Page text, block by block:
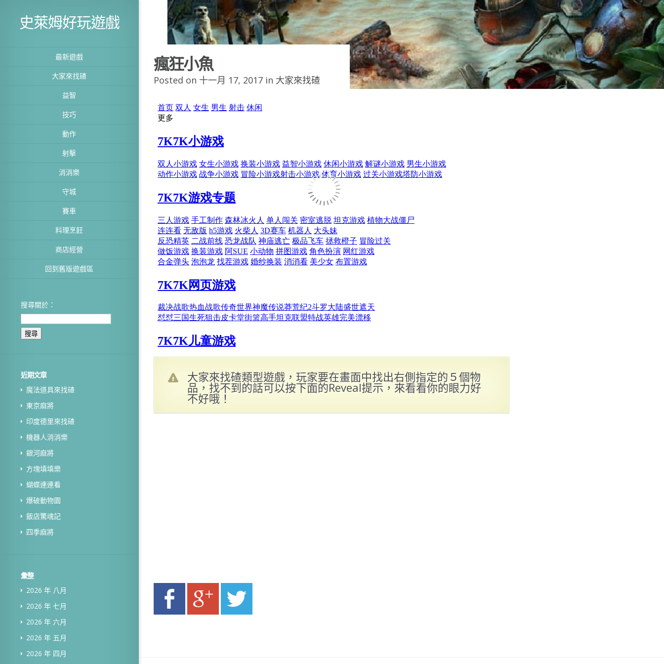
史萊姆好玩遊戲
最新遊戲
大家來找碴
益智
技巧
動作
射擊
消消樂
守城
賽車
料理烹飪
商店經營
回到舊版遊戲區
搜尋關於：
近期文章
魔法道具來找碴
東京麻將
印度德里來找碴
機器人消消樂
銀河麻將
方塊填填樂
蝴蝶連連看
爆破動物園
飯店驚魂記
四季麻將
彙整
2026 年 八月
2026 年 七月
2026 年 六月
2026 年 五月
2026 年 四月
瘋狂小魚
Posted on 十一月 17, 2017 in 大家來找碴
大家來找碴類型遊戲，玩家要在畫面中找出右側指定的５個物
品，找不到的話可以按下面的Reveal提示，來看看你的眼力好
不好哦！